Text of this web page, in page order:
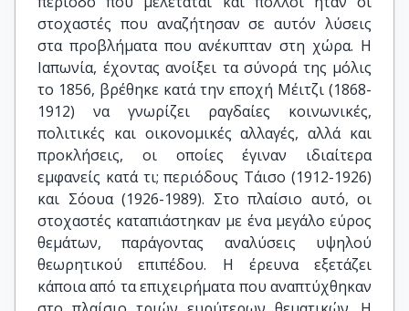
στοχαστές που αναζήτησαν σε αυτόν λύσεις
στα προβλήματα που ανέκυπταν στη χώρα. Η
Ιαπωνία, έχοντας ανοίξει τα σύνορά της μόλις
το 1856, βρέθηκε κατά την εποχή Μέιτζι (1868-
1912) να γνωρίζει ραγδαίες κοινωνικές,
πολιτικές και οικονομικές αλλαγές, αλλά και
προκλήσεις, οι οποίες έγιναν ιδιαίτερα
εμφανείς κατά τι; περιόδους Τάισο (1912-1926)
και Σόουα (1926-1989). Στο πλαίσιο αυτό, οι
στοχαστές καταπιάστηκαν με ένα μεγάλο εύρος
θεμάτων, παράγοντας αναλύσεις υψηλού
θεωρητικού επιπέδου. Η έρευνα εξετάζει
κάποια από τα επιχειρήματα που αναπτύχθηκαν